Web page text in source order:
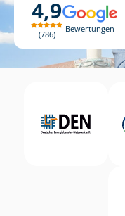
4,9
786
Bewertungen